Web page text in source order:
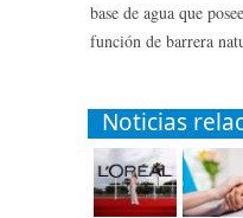
base de agua que
función de barrera
Noticias